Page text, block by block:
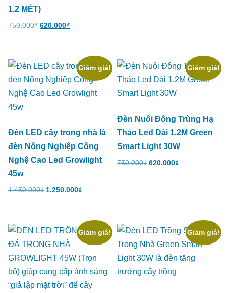
1.2 MÉT)
750.000₫ 620.000₫
Giảm giá!
Đèn LED cây trong nhà là
đèn Nông Nghiệp Công
Nghệ Cao Led Growlight
45w
1.450.000₫ 1.250.000₫
Giảm giá!
Đèn Nuôi Đông Trùng Hạ
Thảo Led Dài 1.2M Green
Smart Light 30W
750.000₫ 620.000₫
Giảm giá! Giảm giá!